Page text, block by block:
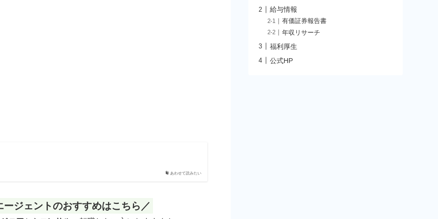
あわせて読みたい
ジェントのおすすめはこちら／
給与情報
有価証券報告書
年収リサーチ
福利厚生
公式HP